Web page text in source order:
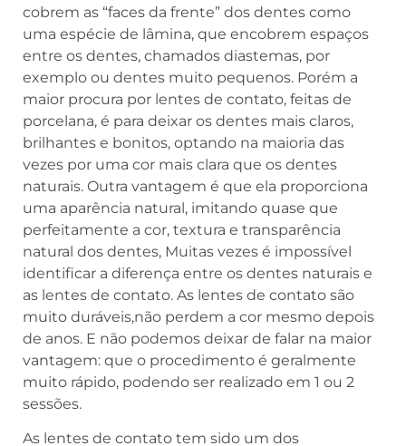
cobrem as “faces da frente” dos dentes como
uma espécie de lâmina, que encobrem espaços
entre os dentes, chamados diastemas, por
exemplo ou dentes muito pequenos. Porém a
maior procura por lentes de contato, feitas de
porcelana, é para deixar os dentes mais claros,
brilhantes e bonitos, optando na maioria das
vezes por uma cor mais clara que os dentes
naturais. Outra vantagem é que ela proporciona
uma aparência natural, imitando quase que
perfeitamente a cor, textura e transparência
natural dos dentes, Muitas vezes é impossível
identificar a diferença entre os dentes naturais e
as lentes de contato. As lentes de contato são
muito duráveis,não perdem a cor mesmo depois
de anos. E não podemos deixar de falar na maior
vantagem: que o procedimento é geralmente
muito rápido, podendo ser realizado em 1 ou 2
sessões.
As lentes de contato tem sido um dos